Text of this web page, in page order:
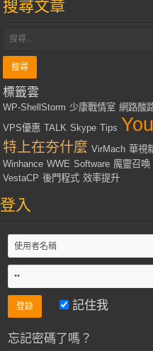
搜尋文章
標籤雲
WP-ShellStorm 少康戰情室 網路酸
VPS優惠 TALK Skype Tips
特上在夯什麼 VirMach 華視
Winhance WWE Software 魔靈召喚
VestaCP 後門程式 效率提升
登入
記住我
忘記密碼了嗎？